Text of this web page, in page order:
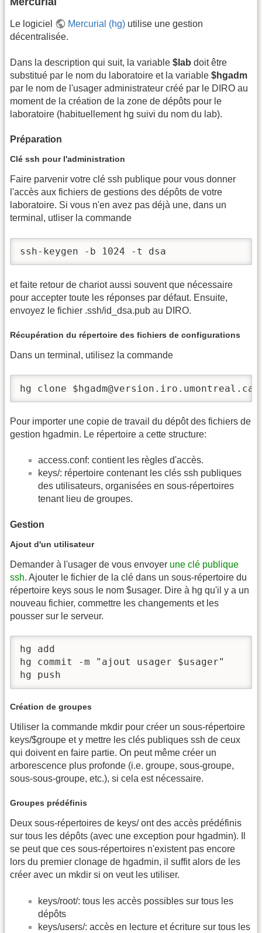
Le logiciel Mercurial (hg) utilise une gestion
décentralisée.
Dans la description qui suit, la variable $lab doit être
substitué par le nom du laboratoire et la variable $hgadm
par le nom de l'usager administrateur créé par le DIRO au
moment de la création de la zone de dépôts pour le
laboratoire (habituellement hg suivi du nom du lab).
Préparation
Clé ssh pour l'administration
Faire parvenir votre clé ssh publique pour vous donner
l'accès aux fichiers de gestions des dépôts de votre
laboratoire. Si vous n'en avez pas déjà une, dans un
terminal, utliser la commande
ssh-keygen -b 1024 -t dsa
et faite retour de chariot aussi souvent que nécessaire
pour accepter toute les réponses par défaut. Ensuite,
envoyez le fichier .ssh/id_dsa.pub au DIRO.
Récupération du répertoire des fichiers de configurations
Dans un terminal, utilisez la commande
hg clone
Pour importer une copie de travail du dépôt des fichiers de
gestion hgadmin. Le répertoire a cette structure:
access.conf: contient les règles d'accès.
keys/: répertoire contenant les clés ssh publiques
des utilisateurs, organisées en sous-répertoires
tenant lieu de groupes.
Gestion
Ajout d'un utilisateur
Demander à l'usager de vous envoyer une clé publique
ssh. Ajouter le fichier de la clé dans un sous-répertoire du
répertoire keys sous le nom $usager. Dire à hg qu'il y a un
nouveau fichier, commettre les changements et les
pousser sur le serveur.
hg add
hg commit -m "ajout usager $usager"
hg push
Création de groupes
Utiliser la commande mkdir pour créer un sous-répertoire
keys/$groupe et y mettre les clés publiques ssh de ceux
qui doivent en faire partie. On peut même créer un
arborescence plus profonde (i.e. groupe, sous-groupe,
sous-sous-groupe, etc.), si cela est nécessaire.
Groupes prédéfinis
Deux sous-répertoires de keys/ ont des accès prédéfinis
sur tous les dépôts (avec une exception pour hgadmin). Il
se peut que ces sous-répertoires n'existent pas encore
lors du premier clonage de hgadmin, il suffit alors de les
créer avec un mkdir si on veut les utiliser.
keys/root/: tous les accès possibles sur tous les
dépôts
keys/users/: accès en lecture et écriture sur tous les